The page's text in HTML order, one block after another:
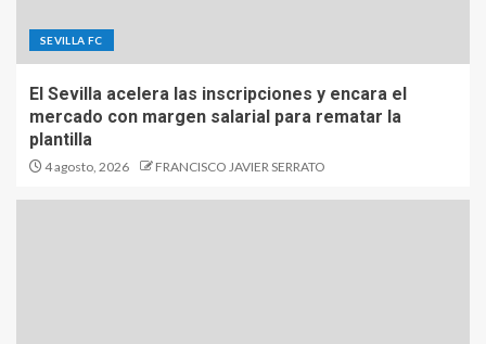
SEVILLA FC
El Sevilla acelera las inscripciones y encara el
mercado con margen salarial para rematar la
plantilla
4 agosto, 2026 FRANCISCO JAVIER SERRATO